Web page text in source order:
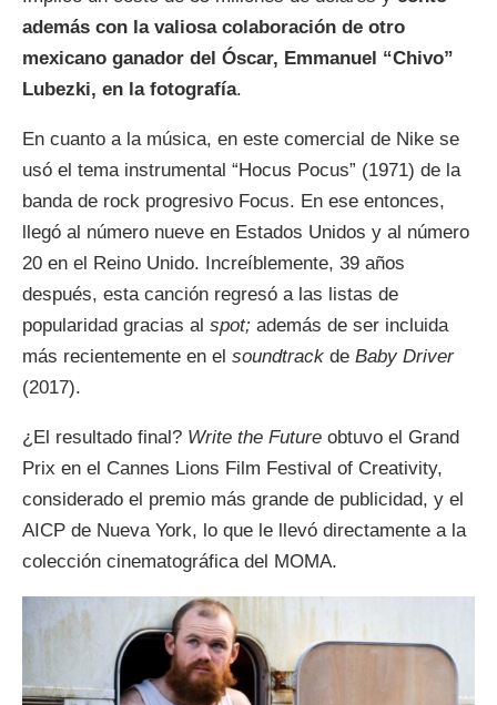
además con la valiosa colaboración de otro
mexicano ganador del Óscar, Emmanuel “Chivo”
Lubezki, en la fotografía.
En cuanto a la música, en este comercial de Nike se
usó el tema instrumental “Hocus Pocus” (1971) de la
banda de rock progresivo Focus. En ese entonces,
llegó al número nueve en Estados Unidos y al número
20 en el Reino Unido. Increíblemente, 39 años
después, esta canción regresó a las listas de
popularidad gracias al spot; además de ser incluida
más recientemente en el soundtrack de Baby Driver
(2017).
¿El resultado final? Write the Future obtuvo el Grand
Prix en el Cannes Lions Film Festival of Creativity,
considerado el premio más grande de publicidad, y el
AICP de Nueva York, lo que le llevó directamente a la
colección cinematográfica del MOMA.